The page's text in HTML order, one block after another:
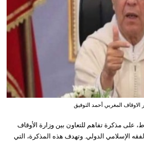
الاوقاف المغربي أحمد التوفيق
على مذكرة تفاهم للتعاون بين وزارة الأوقاف
الإسلامي الدولي. وتهدف هذه المذكرة، التي